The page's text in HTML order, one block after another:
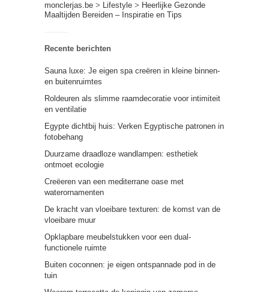
monclerjas.be > Lifestyle > Heerlijke Gezonde
Maaltijden Bereiden – Inspiratie en Tips
Recente berichten
Sauna luxe: Je eigen spa creëren in kleine binnen-
en buitenruimtes
Roldeuren als slimme raamdecoratie voor intimiteit
en ventilatie
Egypte dichtbij huis: Verken Egyptische patronen in
fotobehang
Duurzame draadloze wandlampen: esthetiek
ontmoet ecologie
Creëeren van een mediterrane oase met
waterornamenten
De kracht van vloeibare texturen: de komst van de
vloeibare muur
Opklapbare meubelstukken voor een dual-
functionele ruimte
Buiten coconnen: je eigen ontspannade pod in de
tuin